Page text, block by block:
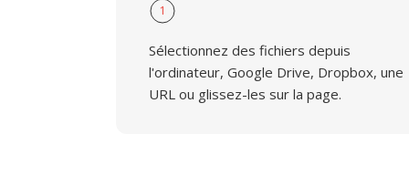
1
Sélectionnez des fichiers depuis
l'ordinateur, Google Drive, Dropbox, une
URL ou glissez-les sur la page.